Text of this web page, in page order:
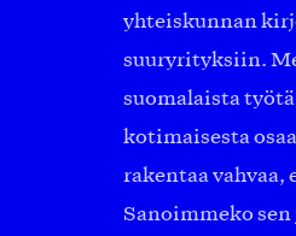
yhteiskunnan
suuryrityksiin.
suomalaista
kotimaisesta
rakentaa
Sanoimmeko sen